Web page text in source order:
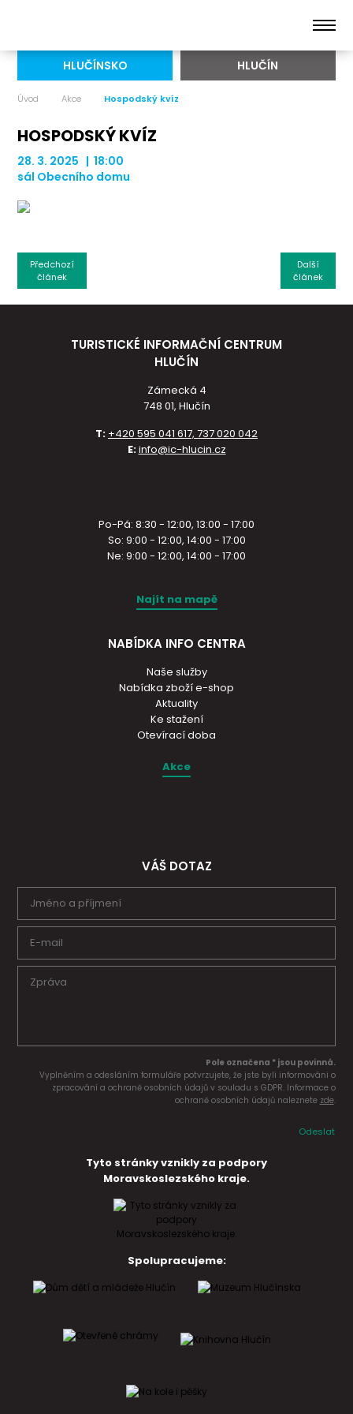
HLUČÍNSKO HLUČÍN
Úvod Akce Hospodský kvíz
HOSPODSKÝ KVÍZ
28. 3. 2025 | 18:00
sál Obecního domu
Další
článek
Předchozí
článek
TURISTICKÉ INFORMAČNÍ CENTRUM
HLUČÍN
Zámecká 4
748 01, Hlučín
T: +420 595 041 617, 737 020 042
E:info@ic-hlucin.cz
Po-Pá: 8:30 - 12:00, 13:00 - 17:00
So: 9:00 - 12:00, 14:00 - 17:00
Ne: 9:00 - 12:00, 14:00 - 17:00
Najít na mapě
NABÍDKA INFO CENTRA
Naše služby
Nabídka zboží e-shop
Aktuality
Ke stažení
Otevírací doba
Akce
VÁŠ DOTAZ
Pole označena * jsou povinná.
Vyplněním a odesláním formuláře potvrzujete, že jste byli informováni o
zpracování a ochraně osobních údajů v souladu s GDPR. Informace o
ochraně osobních údajů naleznete zde.
Odeslat
Tyto stránky vznikly za podpory
Moravskoslezského kraje.
Spolupracujeme: